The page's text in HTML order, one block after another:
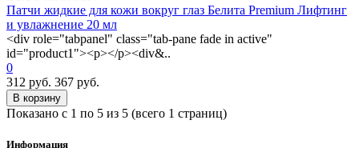
Патчи жидкие для кожи вокруг глаз Белита Premium Лифтинг
и увлажнение 20 мл
<div role="tabpanel" class="tab-pane fade in active"
id="product1"><p></p><div&..
0
312 руб. 367 руб.
В корзину
Показано с 1 по 5 из 5 (всего 1 страниц)
Информация